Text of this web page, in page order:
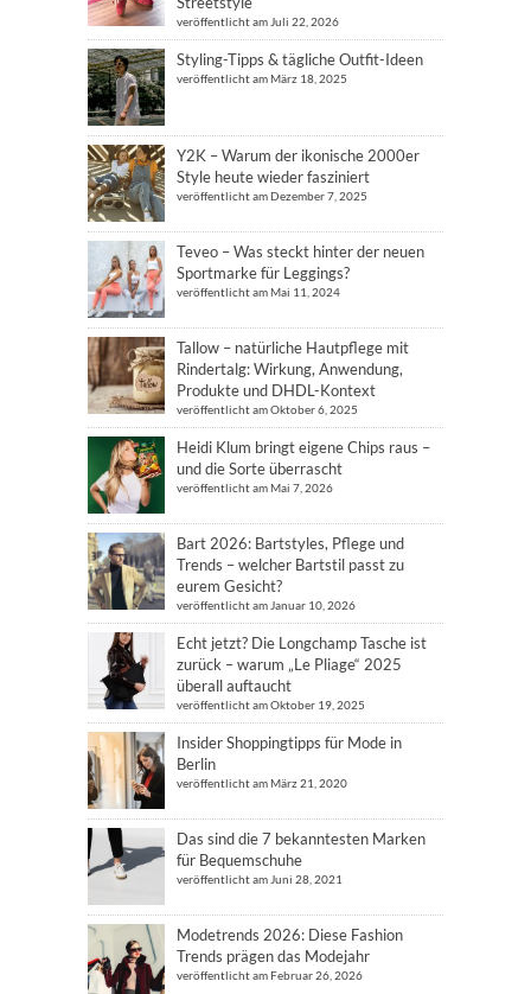
veröffentlicht am Juli 22, 2026
Styling-Tipps & tägliche Outfit-Ideen
veröffentlicht am März 18, 2025
Y2K – Warum der ikonische 2000er
Style heute wieder fasziniert
veröffentlicht am Dezember 7, 2025
Teveo – Was steckt hinter der neuen
Sportmarke für Leggings?
veröffentlicht am Mai 11, 2024
Tallow – natürliche Hautpflege mit
Rindertalg: Wirkung, Anwendung,
Produkte und DHDL-Kontext
veröffentlicht am Oktober 6, 2025
Heidi Klum bringt eigene Chips raus –
und die Sorte überrascht
veröffentlicht am Mai 7, 2026
Bart 2026: Bartstyles, Pflege und
Trends – welcher Bartstil passt zu
eurem Gesicht?
veröffentlicht am Januar 10, 2026
Echt jetzt? Die Longchamp Tasche ist
zurück – warum „Le Pliage“ 2025
überall auftaucht
veröffentlicht am Oktober 19, 2025
Insider Shoppingtipps für Mode in
Berlin
veröffentlicht am März 21, 2020
Das sind die 7 bekanntesten Marken
für Bequemschuhe
veröffentlicht am Juni 28, 2021
Modetrends 2026: Diese Fashion
Trends prägen das Modejahr
veröffentlicht am Februar 26, 2026